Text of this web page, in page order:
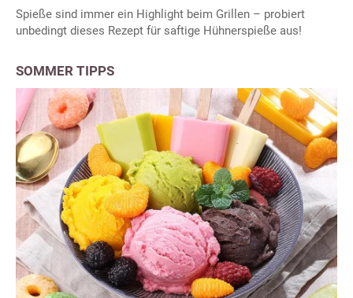
Spieße sind immer ein Highlight beim Grillen – probiert
unbedingt dieses Rezept für saftige Hühnerspieße aus!
SOMMER TIPPS